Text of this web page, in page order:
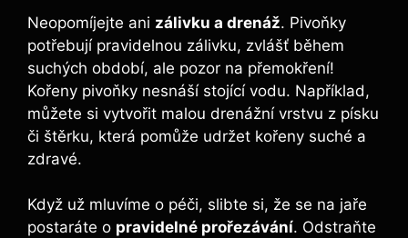
Neopomíjejte ani zálivku a drenáž. Pivoňky
potřebují pravidelnou ⁤zálivku, zvlášť během
suchých období, ⁢ale pozor na přemokření!
Kořeny pivoňky nesnáší stojící vodu. Například,
můžete si vytvořit malou drenážní vrstvu z písku
či štěrku, která ‌pomůže udržet kořeny suché a
zdravé.
Když už ⁣mluvíme o péči, slibte si, že se na jaře
‌postaráte o pravidelné prořezávání. Odstraňte